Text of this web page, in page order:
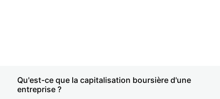
Qu'est-ce que la capitalisation boursière d'une
entreprise ?